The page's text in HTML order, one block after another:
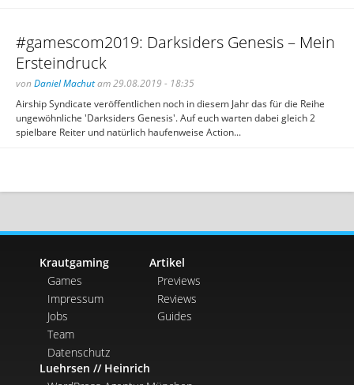
#gamescom2019: Darksiders Genesis – Mein
Ersteindruck
von Daniel Machutam 29.08.2019 - 18:35
Airship Syndicate veröffentlichen noch in diesem Jahr das für die Reihe
ungewöhnliche 'Darksiders Genesis'. Auf euch warten dabei gleich 2
spielbare Reiter und natürlich haufenweise Action...
Krautgaming
Games
Impressum
Jobs
Team
Datenschutz
Artikel
Previews
Reviews
Guides
Luehrsen // Heinrich